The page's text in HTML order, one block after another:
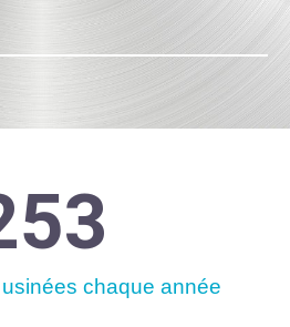
chaque année